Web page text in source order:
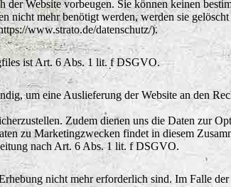
Website vorbeugen. Sie können keinen
nicht mehr benötigt werden, werden sie
www.strato.de/datenschutz/).
ist Art. 6 Abs. 1 lit. f DSGVO.
um eine Auslieferung der Website an den
Zudem dienen uns die Daten zur
zu Marketingzwecken findet in diesem
nach Art. 6 Abs. 1 lit. f DSGVO.
nicht mehr erforderlich sind. Im Falle